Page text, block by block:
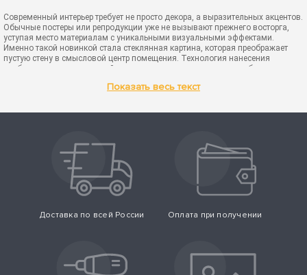
Современный интерьер требует не просто декора, а выразительных акцентов.
Обычные постеры или репродукции уже не вызывают прежнего восторга,
уступая место материалам с уникальными визуальными эффектами.
Именно такой новинкой стала стеклянная картина, которая преображает
пустую стену в смысловой центр помещения. Технология нанесения
изображения за прозрачной поверхностью создает иллюзию объема и
декораторы, так как этот материал устойчив к выцветанию. Пыль и
загрязнения легко удаляются с глянцевой поверхности без потери яркости
красок. Кроме того, стекло экологично и не вызывает аллергии, что
критично для спален и детских.
Визуальная иллюзия и глубина
освещения. При ярком дневном свете проявляются мельчайшие детали, а
вечером с помощью ламп легко добиться мягкого сияния. Такой прием
Показать весь текст
Доставка по всей России Оплата при получении